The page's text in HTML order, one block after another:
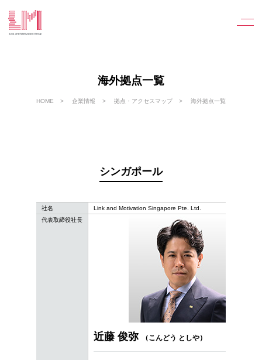
海外拠点一覧
HOME 企業情報 拠点・アクセスマップ 海外拠点一覧
シンガポール
社名
Link and Motivation Singapore Pte. Ltd.
代表取締役社長
近藤 俊弥 （こんどう としや）